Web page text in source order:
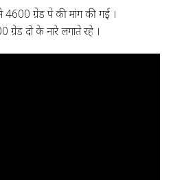
ग्रेड पे की मांग की गई ।
ग्रेड दो के नारे लगाते रहे ।